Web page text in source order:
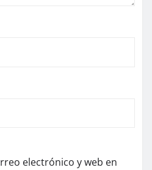
electrónico y web en